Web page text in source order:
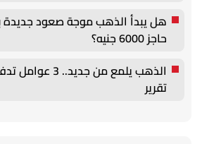
حاجز 6000 جنيه؟
الذهب يلمع من
تقرير